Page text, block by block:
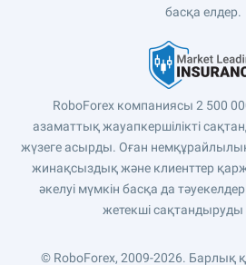
басқа елдер.
RoboForex компаниясы 2 500
азаматтық жауапкершілікті
жүзеге асырды. Оған
жинақсыздық және клиенттер
әкелуі мүмкін басқа да
жетекші
© RoboForex, 2009-2026. Барлық